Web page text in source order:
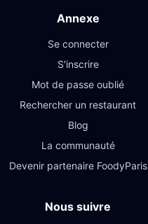
Annexe
Se connecter
S'inscrire
Mot de passe oublié
Rechercher un restaurant
Blog
La communauté
Devenir partenaire FoodyParis
Nous suivre